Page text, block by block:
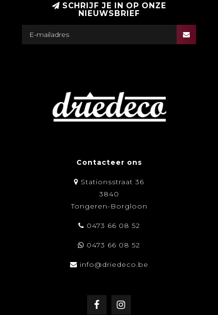
SCHRIJF JE IN OP ONZE
NIEUWSBRIEF
Contacteer ons
Stationsstraat 36
3840
Tongeren-Borgloon
0473 66 08 52
0473 66 08 52
info@driedeco.be